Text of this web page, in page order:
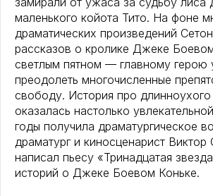
маленького койота Тито. На фоне
драматических произведений
рассказов о кролике Джеке
светлым пятном — главному герою
преодолеть многочисленные
свободу. История про длинноухого
оказалась настолько
годы получила драматургическое
драматург и киносценарист
написал пьесу «Тринадцатая
историй о Джеке Боевом Коньке.